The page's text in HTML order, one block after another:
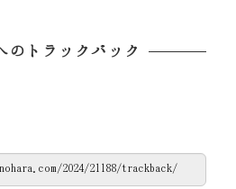
のトラックバック